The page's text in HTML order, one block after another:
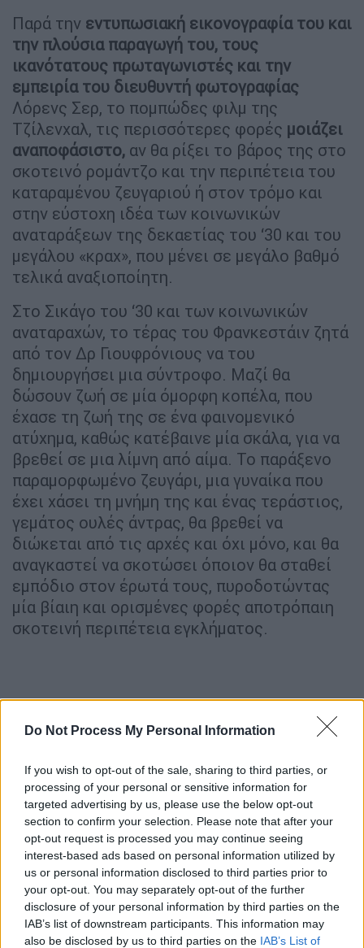
Do Not Process My Personal Information
If you wish to opt-out of the sale, sharing to third parties, or
processing of your personal or sensitive information for
targeted advertising by us, please use the below opt-out
section to confirm your selection. Please note that after your
opt-out request is processed you may continue seeing
interest-based ads based on personal information utilized by
us or personal information disclosed to third parties prior to
your opt-out. You may separately opt-out of the further
disclosure of your personal information by third parties on the
IAB’s list of downstream participants. This information may
also be disclosed by us to third parties on the IAB’s List of
Παρά την εντυπωσιακή εικονογραφία του και
την πλούσια παραγωγή του, τους
ικανότατους πρωταγωνιστές και την
εμπειρία του διευθυντή φωτογραφίας
Λόρενς Σερ, το πομπώδες φιλμ της
Τζίλενχαλ, τις περισσότερες φορές μοιάζει
αναποφάσιστο, αν θα ρίξει το βάρος της στο
σκοτεινό ρομάντζο και την περιπέτεια του
καταραμένου ζευγαριού ή στον τρόμο και
στην εύστοχη ιδέα των κοινωνικών
αναταράξεων της δεκαετίας του ‘30 και του
μεγάλου «κραχ», που μένει σε μεγάλο βαθμό
τελικά αναξιοποίητη.
Στο Σικάγο του ‘30 και των κοινωνικών
αναταραχών, το τέρας του Φρανκεστάιν ζητά
από τον Δρ Γιουφρόνιους να του
δημιουργήσει μια σύντροφο. Μαζί θα
δώσουν ζωή σε μία όμορφη κοπέλα, που
έχασε τη ζωή της σε ένα φαινομενικό
ατύχημα, καθώς κατέβαινε μία σκάλα, για να
βρεθεί σε μια λίμνη από αίμα. Το παράξενο
παραμορφωμένο ζευγάρι, μια γυναίκα που
έχει χάσει τη μνήμη της και ένας τεράστιος,
γεμάτος ουλές άντρας, θα βρεθεί να
διώκεται από τις αρχές και όχι μόνο, και θα
αναγκαστεί να σκοτώσει όποιον θα σταθεί
εμπόδιο στον έρωτά τους, πυροδοτώντας
μία βίαιη και ορισμένες φορές αποτρόπαιη
σκοτεινή περιπέτεια εγκλήματος.